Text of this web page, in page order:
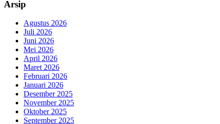
Arsip
Agustus 2026
Juli 2026
Juni 2026
Mei 2026
April 2026
Maret 2026
Februari 2026
Januari 2026
Desember 2025
November 2025
Oktober 2025
September 2025